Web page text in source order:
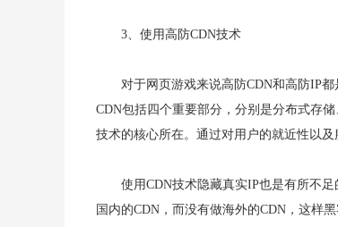
3、使用高防CDN技术
对于网页游戏来说高防CDN和高防IP
CDN包括四个重要部分，分别是分布式存
技术的核心所在。通过对用户的就近性以
使用CDN技术隐藏真实IP也是有所不
国内的CDN，而没有做海外的CDN，这样